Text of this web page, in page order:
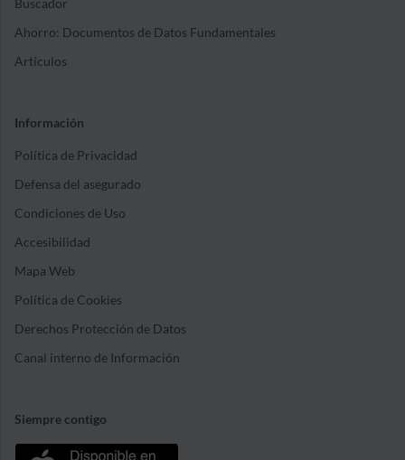
Buscador
Ahorro: Documentos de Datos Fundamentales
Artículos
Información
Política de Privacidad
Defensa del asegurado
Condiciones de Uso
Accesibilidad
Mapa Web
Política de Cookies
Derechos Protección de Datos
Canal interno de Información
Siempre contigo